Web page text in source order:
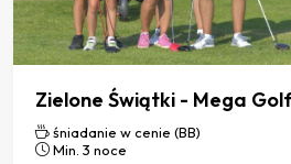
Zielone Świątki - Mega
śniadanie w cenie (BB)
Min. 3 noce